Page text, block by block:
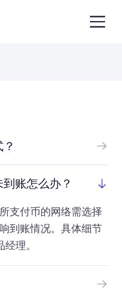
账怎么办？
支付币的网络需选择
到账情况。具体细节
理。